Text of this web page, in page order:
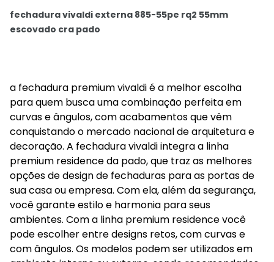
fechadura vivaldi externa 885-55pe rq2 55mm
escovado cra pado
a fechadura premium vivaldi é a melhor escolha
para quem busca uma combinação perfeita em
curvas e ângulos, com acabamentos que vêm
conquistando o mercado nacional de arquitetura e
decoração. A fechadura vivaldi integra a linha
premium residence da pado, que traz as melhores
opções de design de fechaduras para as portas de
sua casa ou empresa. Com ela, além da segurança,
você garante estilo e harmonia para seus
ambientes. Com a linha premium residence você
pode escolher entre designs retos, com curvas e
com ângulos. Os modelos podem ser utilizados em